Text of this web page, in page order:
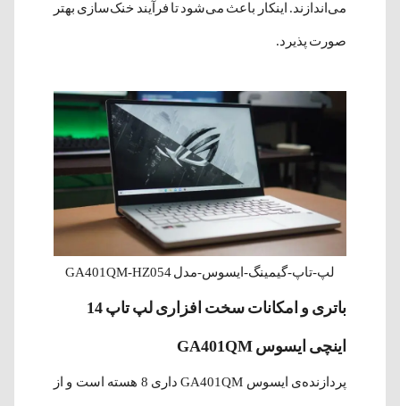
می‌اندازند. اینکار باعث می‌شود تا فرآیند خنک‌سازی بهتر
صورت پذیرد.
لپ‌-تاپ-گیمینگ-ایسوس-مدل GA401QM-HZ054
باتری و امکانات سخت افزاری لپ تاپ 14
اینچی ایسوس GA401QM
پردازنده‌ی ایسوس GA401QM داری 8 هسته است و از